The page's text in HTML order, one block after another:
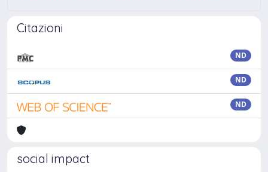
Citazioni
ND
ND
ND
social impact